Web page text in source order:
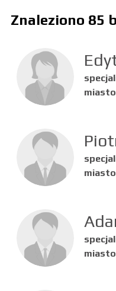
Znaleziono 85